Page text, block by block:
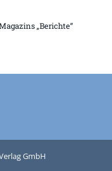
„Berichte“
GmbH